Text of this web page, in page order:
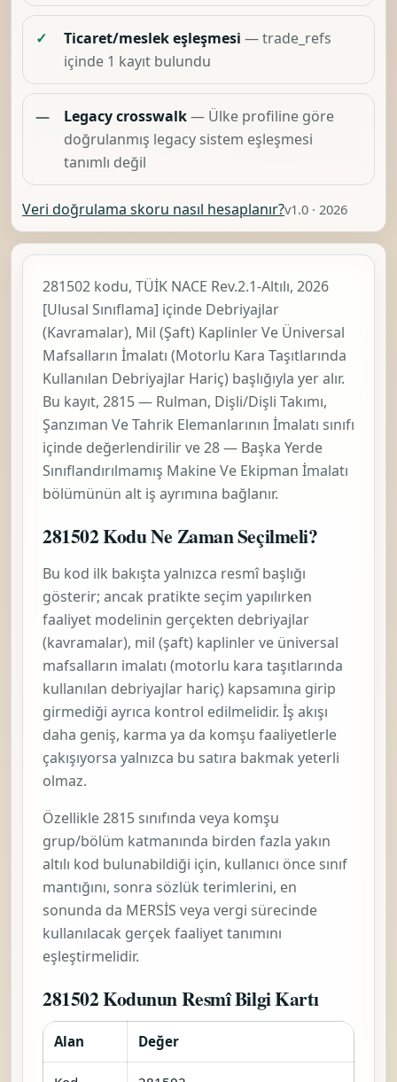
✓ Ticaret/meslek eşleşmesi — trade_refs
içinde 1 kayıt bulundu
— Legacy crosswalk— Ülke profiline göre
doğrulanmış legacy sistem eşleşmesi
tanımlı değil
Veri doğrulama skoru nasıl hesaplanır?v1.0 · 2026
281502 kodu, TÜİK NACE Rev.2.1-Altılı, 2026
[Ulusal Sınıflama] içinde Debriyajlar
(Kavramalar), Mil (Şaft) Kaplinler Ve Üniversal
Mafsalların İmalatı (Motorlu Kara Taşıtlarında
Kullanılan Debriyajlar Hariç) başlığıyla yer alır.
Bu kayıt, 2815 — Rulman, Dişli/Dişli Takımı,
Şanzıman Ve Tahrik Elemanlarının İmalatı sınıfı
içinde değerlendirilir ve28 — Başka Yerde
Sınıflandırılmamış Makine Ve Ekipman İmalatı
bölümünün alt iş ayrımına bağlanır.
281502 Kodu Ne Zaman Seçilmeli?
Bu kod ilk bakışta yalnızca resmî başlığı
gösterir; ancak pratikte seçim yapılırken
faaliyet modelinin gerçekten debriyajlar
(kavramalar), mil (şaft) kaplinler ve üniversal
mafsalların imalatı (motorlu kara taşıtlarında
kullanılan debriyajlar hariç) kapsamına girip
girmediği ayrıca kontrol edilmelidir. İş akışı
daha geniş, karma ya da komşu faaliyetlerle
çakışıyorsa yalnızca bu satıra bakmak yeterli
olmaz.
Özellikle 2815 sınıfında veya komşu
grup/bölüm katmanında birden fazla yakın
altılı kod bulunabildiği için, kullanıcı önce sınıf
mantığını, sonra sözlük terimlerini, en
sonunda da MERSİS veya vergi sürecinde
kullanılacak gerçek faaliyet tanımını
eşleştirmelidir.
281502 Kodunun Resmî Bilgi Kartı
Alan Değer